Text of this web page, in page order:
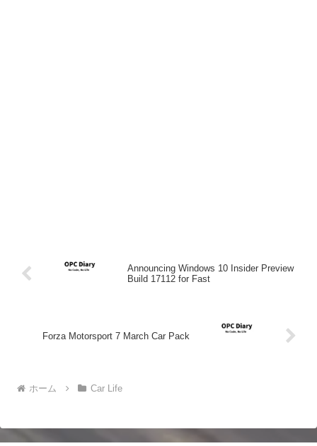
Announcing Windows 10 Insider Preview
Build 17112 for Fast
Forza Motorsport 7 March Car Pack
ホーム Car Life